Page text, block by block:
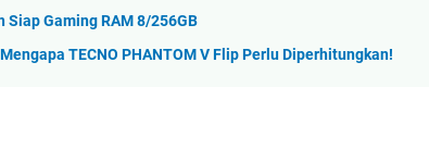
Gaming RAM 8/256GB
TECNO PHANTOM V Flip Perlu Diperhitungkan!